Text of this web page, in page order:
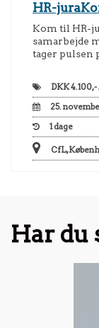
HR-
Kom til HR-
samarbejde
tager pulsen
DKK4.100,-
25.
1dage
CfL,
Har du